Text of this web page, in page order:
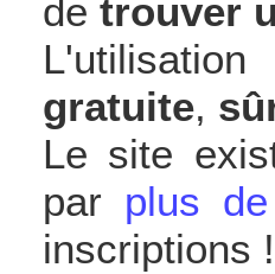
de trouver
gratuite,
Le site
par plus
inscriptions !